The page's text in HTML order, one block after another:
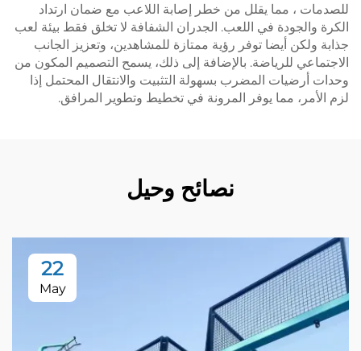
للصدمات ، مما يقلل من خطر إصابة اللاعب مع ضمان ارتداد
الكرة والجودة في اللعب. الجدران الشفافة لا تخلق فقط بيئة لعب
جذابة ولكن أيضا توفر رؤية ممتازة للمشاهدين، وتعزيز الجانب
الاجتماعي للرياضة. بالإضافة إلى ذلك، يسمح التصميم المكون من
وحدات أرضيات المضرب بسهولة التثبيت والانتقال المحتمل إذا
لزم الأمر، مما يوفر المرونة في تخطيط وتطوير المرافق.
نصائح وحيل
22
May